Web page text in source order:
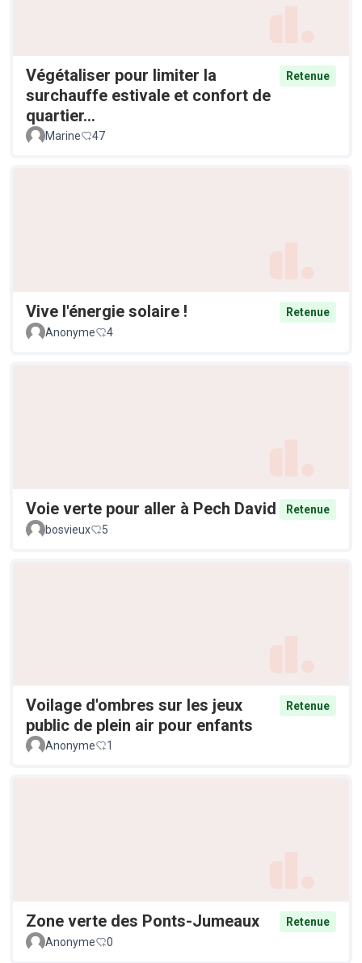
Végétaliser pour limiter la
surchauffe estivale et confort de
quartier...
Retenue
Marine 47
Vive l'énergie solaire !
Retenue
Anonyme
4
Voie verte pour aller à Pech David
Retenue
bosvieux
5
Voilage d'ombres sur les jeux
public de plein air pour enfants
Retenue
Anonyme 1
Zone verte des Ponts-Jumeaux
Retenue
Anonyme
0